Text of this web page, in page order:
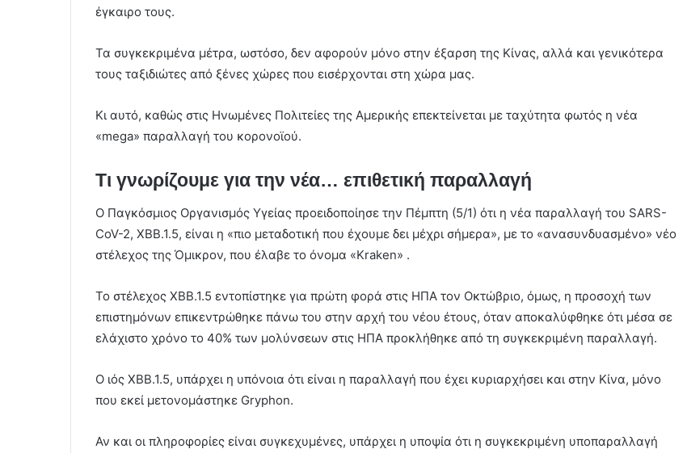
έγκαιρο τους.
Τα συγκεκριμένα μέτρα, ωστόσο, δεν αφορούν μόνο στην έξαρση της Κίνας, αλλά και γενικότερα
τους ταξιδιώτες από ξένες χώρες που εισέρχονται στη χώρα μας.
Κι αυτό, καθώς στις Ηνωμένες Πολιτείες της Αμερικής επεκτείνεται με ταχύτητα φωτός η νέα
«mega» παραλλαγή του κορονοϊού.
Τι γνωρίζουμε για την νέα… επιθετική παραλλαγή
Ο Παγκόσμιος Οργανισμός Υγείας προειδοποίησε την Πέμπτη (5/1) ότι η νέα παραλλαγή του SARS-
CoV-2, XBB.1.5, είναι η «πιο μεταδοτική που έχουμε δει μέχρι σήμερα», με το «ανασυνδυασμένο» νέο
στέλεχος της Όμικρον, που έλαβε το όνομα «Κraken» .
Το στέλεχος XBB.1.5 εντοπίστηκε για πρώτη φορά στις ΗΠΑ τον Οκτώβριο, όμως, η προσοχή των
επιστημόνων επικεντρώθηκε πάνω του στην αρχή του νέου έτους, όταν αποκαλύφθηκε ότι μέσα σε
ελάχιστο χρόνο το 40% των μολύνσεων στις ΗΠΑ προκλήθηκε από τη συγκεκριμένη παραλλαγή.
O ιός XBB.1.5, υπάρχει η υπόνοια ότι είναι η παραλλαγή που έχει κυριαρχήσει και στην Κίνα, μόνο
που εκεί μετονομάστηκε Gryphon.
Αν και οι πληροφορίες είναι συγκεχυμένες, υπάρχει η υποψία ότι η συγκεκριμένη υποπαραλλαγή